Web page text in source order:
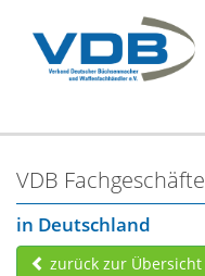
VDB Fachgeschäfte
in Deutschland
zurück zur Übersicht